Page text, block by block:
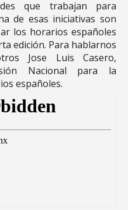
que trabajan para
de esas iniciativas son
los horarios españoles
edición. Para hablarnos
Jose Luis Casero,
Nacional para la
españoles.